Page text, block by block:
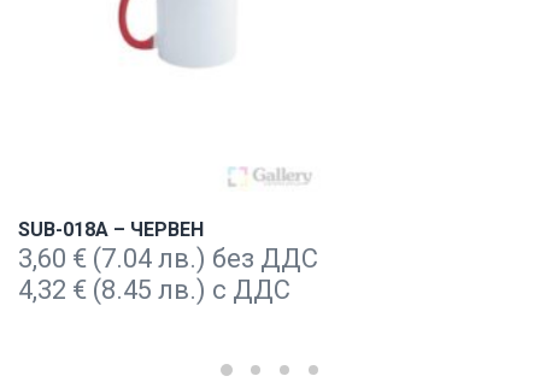
SUB-018A – ЧЕРВЕН
3,60 € (7.04 лв.) без ДДС
4,32 € (8.45 лв.) с ДДС